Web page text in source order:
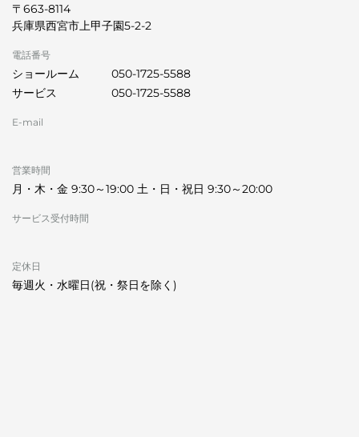
〒663-8114
兵庫県西宮市上甲子園5-2-2
電話番号
ショールーム
050-1725-5588
サービス
050-1725-5588
E-mail
営業時間
月・木・金 9:30～19:00 土・日・祝日 9:30～20:00
サービス受付時間
定休日
毎週火・水曜日(祝・祭日を除く)